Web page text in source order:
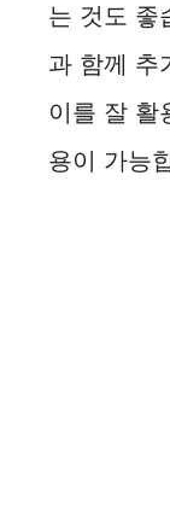
는 것도 좋
과 함께 추
이를 잘 활
용이 가능